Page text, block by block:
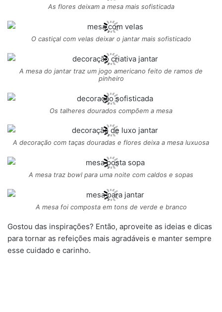
As flores deixam a mesa mais sofisticada
O castiçal com velas deixar o jantar mais sofisticado
A mesa do jantar traz um jogo americano feito de ramos de
pinheiro
Os talheres dourados compõem a mesa
A decoração com taças douradas e flores deixa a mesa luxuosa
A mesa traz bowl para uma noite com caldos e sopas
A mesa foi composta em tons de verde e branco
Gostou das inspirações? Então, aproveite as ideias e dicas
para tornar as refeições mais agradáveis e manter sempre
esse cuidado e carinho.